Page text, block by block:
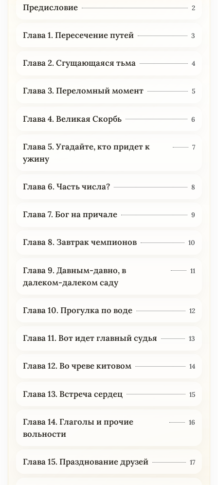
Предисловие 2
Глава 1. Пересечение путей 3
Глава 2. Сгущающаяся тьма 4
Глава 3. Переломный момент 5
Глава 4. Великая Скорбь 6
Глава 5. Угадайте, кто придет к
ужину
7
Глава 6. Часть числа? 8
Глава 7. Бог на причале 9
Глава 8. Завтрак чемпионов 10
Глава 9. Давным-давно, в
далеком-далеком саду
11
Глава 10. Прогулка по воде 12
Глава 11. Вот идет главный судья 13
Глава 12. Во чреве китовом 14
Глава 13. Встреча сердец 15
Глава 14. Глаголы и прочие
вольности
16
Глава 15. Празднование друзей 17